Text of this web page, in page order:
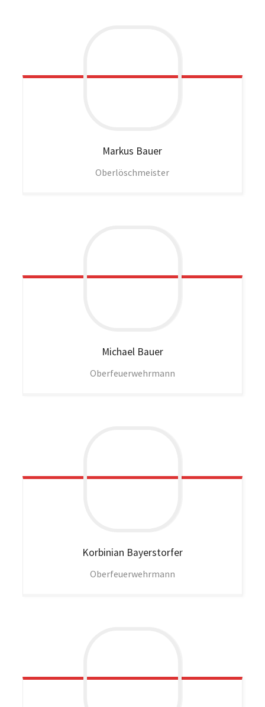
Markus Bauer
Oberlöschmeister
Michael Bauer
Oberfeuerwehrmann
Korbinian Bayerstorfer
Oberfeuerwehrmann